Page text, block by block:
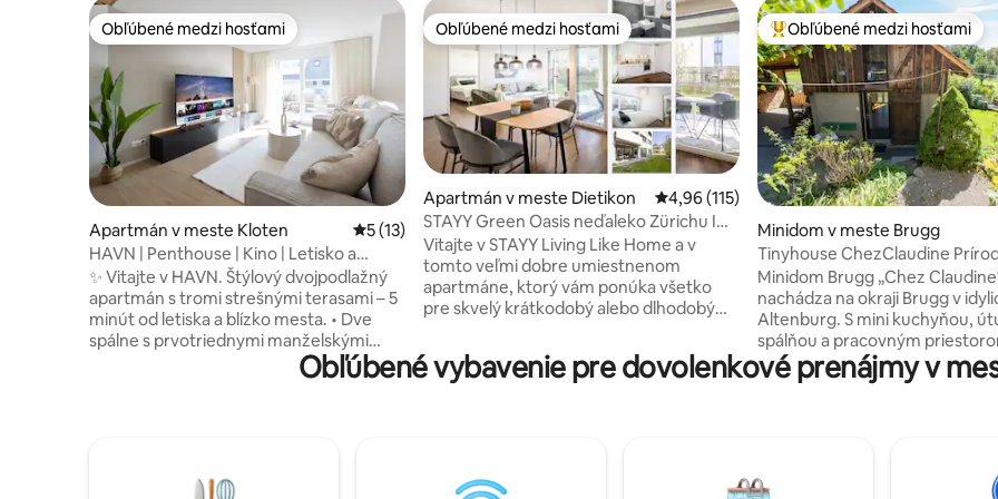
Obľúbené medzi hosťami
Obľúbené medzi hosťami
Apartmán v meste Kloten Priemerné ohodnotenie 5 z 5, počet hodnotení: 13
5 (13)
HAVN | Penthouse | Kino | Letisko a
mesto | Park
✨ Vitajte v HAVN. Štýlový dvojpodlažný
apartmán s tromi strešnými terasami – 5
minút od letiska a blízko mesta. • Dve
spálne s prvotriednymi manželskými
posteľami King a pracovnými priestormi •
Svetlá obývacia izba s dvoma
jedálenským kútom, salónikom a
Obľúbené medzi hosťami
Obľúbené medzi hosťami
Apartmán v meste Dietikon Priemerné ohodnotenie 4,96 z 5, počet
4,96 (115)
STAYY Green Oasis neďaleko Zürichu I
bezplatné parkovanie I TV
Vitajte v STAYY Living Like Home a v
tomto veľmi dobre umiestnenom
apartmáne, ktorý vám ponúka všetko
pre skvelý krátkodobý alebo dlhodobý
parkovanie pre 2 autá - plne vybavená
kuchyňa - pohodlná manželská posteľ
hosťa - Verejná doprava na prahu ☆ „Od
Najobľúbenejšie medzi hosťami
Obľúbené medzi hosťami
Minidom v meste Brugg
Tinyhouse ChezClaudine
Záhrada, Aare
Minidom Brugg „Chez
nachádza na okraji Brugg v
Altenburg. S mini kuchyňou,
spálňou a pracovným
galérii s výhľadom, posedením
romantickej záhrade,
medzi Bazilej, Bern a Zürich. Za 3 minúty
Obľúbené vybavenie pre dovolenkové prenájmy v